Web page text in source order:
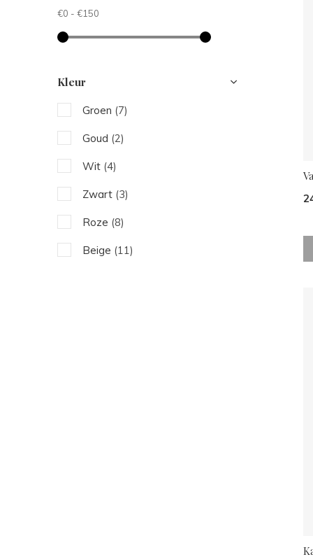
€0 - €150
Kleur
Groen (7)
Goud (2)
Wit (4)
Zwart (3)
Roze (8)
Beige (11)